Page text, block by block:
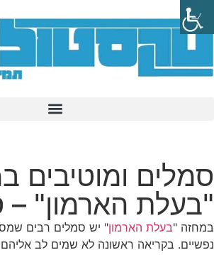
סמלים ומוטיבים
"בעלת הארמון" –
במחזה "בעלת הארמון" יש סמלים רבים
נפשיים. בקריאה ראשונה לא שמים לב